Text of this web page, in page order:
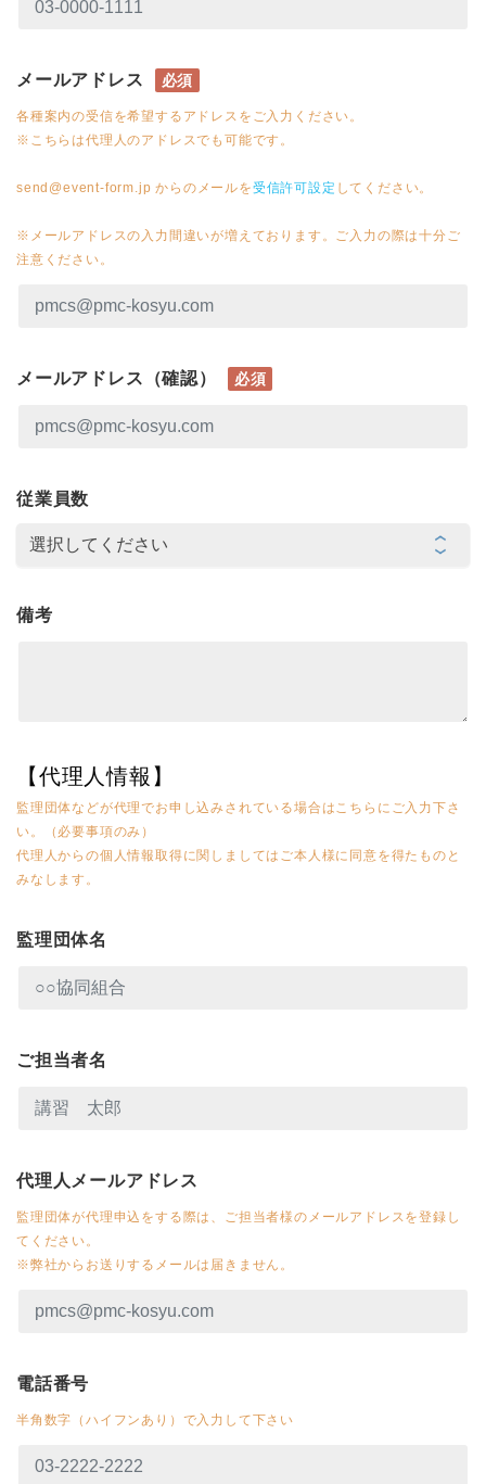
メールアドレス 必須
各種案内の受信を希望するアドレスをご入力ください。
※こちらは代理人のアドレスでも可能です。
send@event-form.jp からのメールを受信許可設定 してください。
※メールアドレスの入力間違いが増えております。ご入力の際は十分ご
注意ください。
メールアドレス（確認） 必須
従業員数
備考
【代理人情報】
監理団体などが代理でお申し込みされている場合はこちらにご入力下さ
い。（必要事項のみ）
代理人からの個人情報取得に関しましてはご本人様に同意を得たものと
みなします。
監理団体名
ご担当者名
代理人メールアドレス
監理団体が代理申込をする際は、ご担当者様のメールアドレスを登録し
てください。
※弊社からお送りするメールは届きません。
電話番号
半角数字（ハイフンあり）で入力して下さい